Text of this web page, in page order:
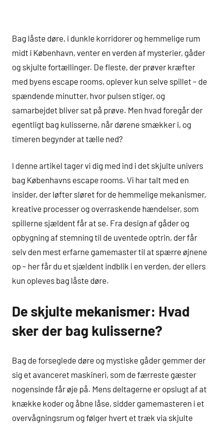
Bag låste døre, i dunkle korridorer og hemmelige rum
midt i København, venter en verden af mysterier, gåder
og skjulte fortællinger. De fleste, der prøver kræfter
med byens escape rooms, oplever kun selve spillet – de
spændende minutter, hvor pulsen stiger, og
samarbejdet bliver sat på prøve. Men hvad foregår der
egentligt bag kulisserne, når dørene smækker i, og
timeren begynder at tælle ned?
I denne artikel tager vi dig med ind i det skjulte univers
bag Københavns escape rooms. Vi har talt med en
insider, der løfter sløret for de hemmelige mekanismer,
kreative processer og overraskende hændelser, som
spillerne sjældent får at se. Fra design af gåder og
opbygning af stemning til de uventede optrin, der får
selv den mest erfarne gamemaster til at spærre øjnene
op – her får du et sjældent indblik i en verden, der ellers
kun opleves bag låste døre.
De skjulte mekanismer: Hvad
sker der bag kulisserne?
Bag de forseglede døre og mystiske gåder gemmer der
sig et avanceret maskineri, som de færreste gæster
nogensinde får øje på. Mens deltagerne er opslugt af at
knække koder og åbne låse, sidder gamemasteren i et
overvågningsrum og følger hvert et træk via skjulte